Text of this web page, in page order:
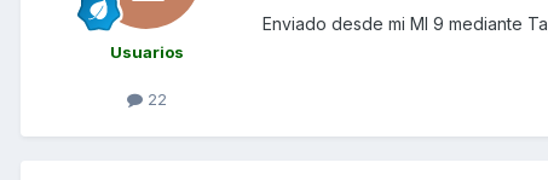
Usuarios
22
Enviado desde mi MI 9 mediante